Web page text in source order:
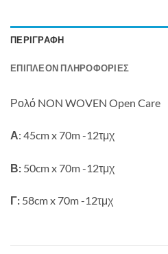
ΠΕΡΙΓΡΑΦΉ
ΕΠΙΠΛΈΟΝ ΠΛΗΡΟΦΟΡΊΕΣ
Ρολό NON WOVEN Open Care
Α: 45cm x 70m -12τμχ
Β: 50cm x 70m -12τμχ
Γ: 58cm x 70m -12τμχ